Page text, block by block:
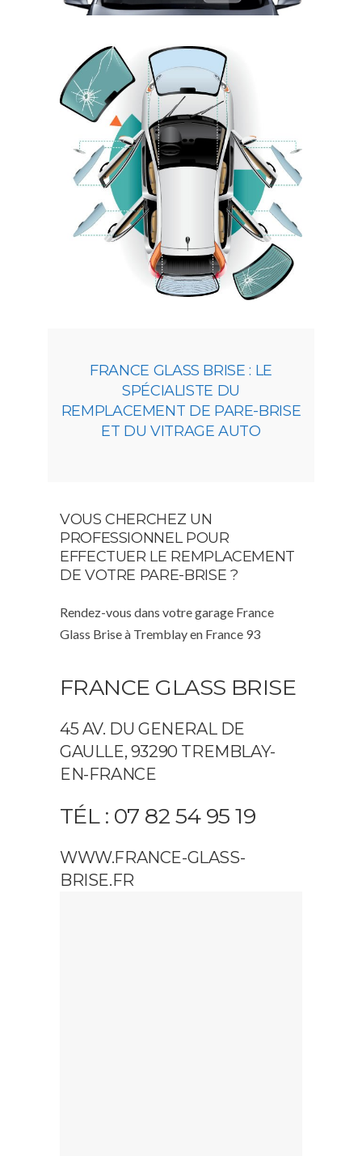
FRANCE GLASS BRISE : LE
SPÉCIALISTE DU
REMPLACEMENT DE PARE-BRISE
ET DU VITRAGE AUTO
VOUS CHERCHEZ UN
PROFESSIONNEL POUR
EFFECTUER LE REMPLACEMENT
DE VOTRE PARE-BRISE ?
Rendez-vous dans votre garage France
Glass Brise à Tremblay en France 93
FRANCE GLASS BRISE
45 AV. DU GENERAL DE
GAULLE, 93290 TREMBLAY-
EN-FRANCE
TÉL : 07 82 54 95 19
WWW.FRANCE-GLASS-
BRISE.FR